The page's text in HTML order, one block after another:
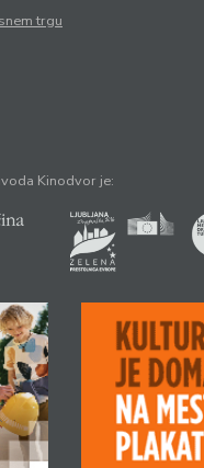
trgu
Kinodvor je: